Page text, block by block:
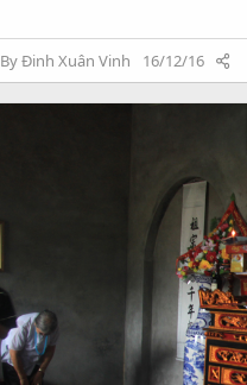
ByĐinh Xuân Vinh 16/12/16